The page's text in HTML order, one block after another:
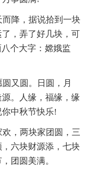
降，据说拾到一块
，弄了好几块，可
个大字：嫦娥监
又圆。日圆，月
。人缘，福缘，缘
中秋节快乐!
，两块家团圆，三
六块财源添，七块
团圆美满。